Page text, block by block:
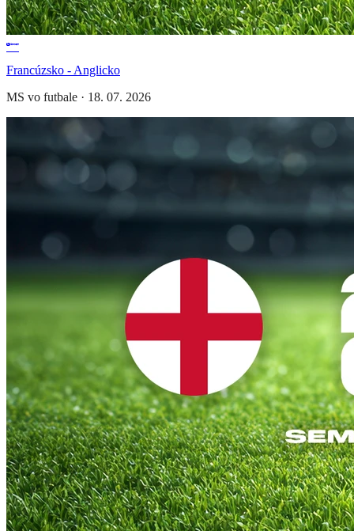
Francúzsko - Anglicko
MS vo futbale · 18. 07. 2026